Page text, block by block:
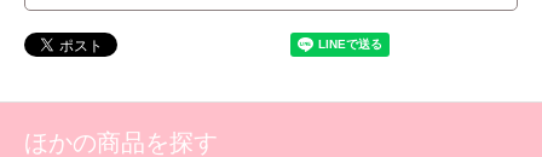
ほかの商品を探す